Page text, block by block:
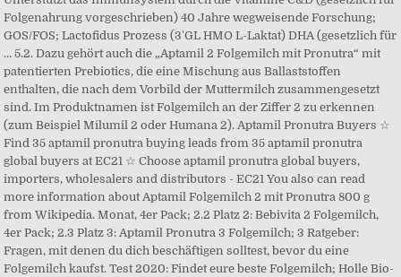
Folgenahrung vorgeschrieben) 40 Jahre wegweisende Forschung;
GOS/FOS; Lactofidus Prozess (3'GL HMO L-Laktat) DHA (gesetzlich für
… 5.2. Dazu gehört auch die „Aptamil 2 Folgemilch mit Pronutra“ mit
patentierten Prebiotics, die eine Mischung aus Ballaststoffen
enthalten, die nach dem Vorbild der Muttermilch zusammengesetzt
sind. Im Produktnamen ist Folgemilch an der Ziffer 2 zu erkennen
(zum Beispiel Milumil 2 oder Humana 2). Aptamil Pronutra Buyers ☆
Find 35 aptamil pronutra buying leads from 35 aptamil pronutra
global buyers at EC21 ☆ Choose aptamil pronutra global buyers,
importers, wholesalers and distributors - EC21 You also can read
more information about Aptamil Folgemilch 2 mit Pronutra 800 g
from Wikipedia. Monat, 4er Pack; 2.2 Platz 2: Bebivita 2 Folgemilch,
4er Pack; 2.3 Platz 3: Aptamil Pronutra 3 Folgemilch; 3 Ratgeber:
Fragen, mit denen du dich beschäftigen solltest, bevor du eine
Folgemilch kaufst. Test 2020: Findet eure beste Folgemilch; Holle Bio-